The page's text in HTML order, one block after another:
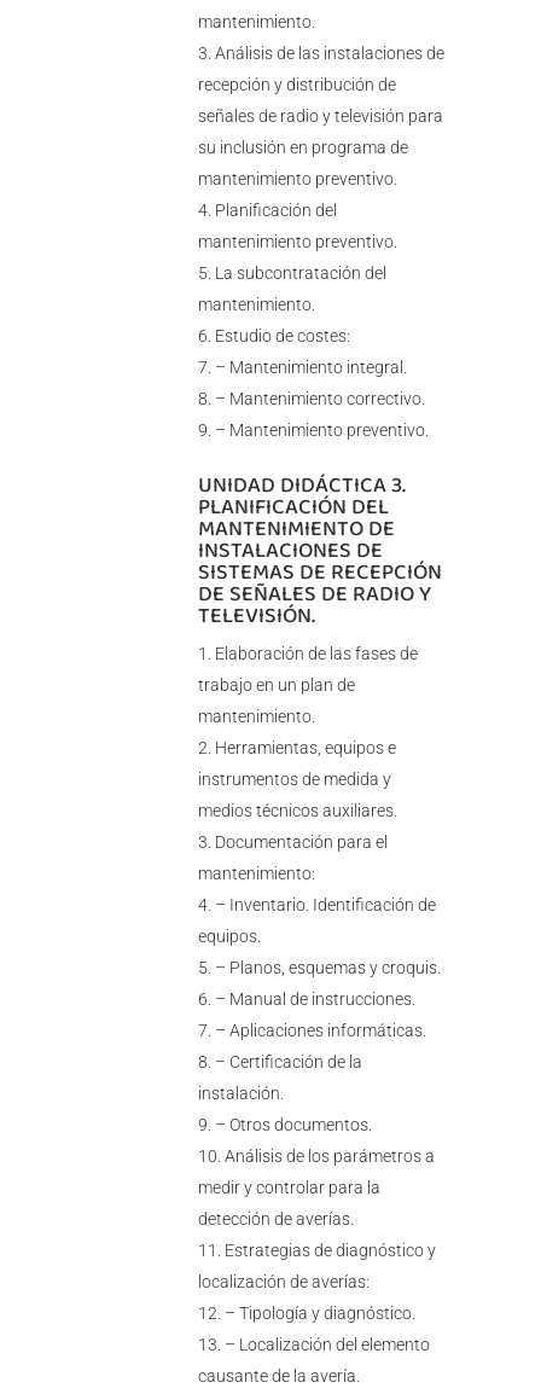
mantenimiento.
Análisis de las instalaciones de
recepción y distribución de
señales de radio y televisión para
su inclusión en programa de
mantenimiento preventivo.
Planificación del
mantenimiento preventivo.
La subcontratación del
mantenimiento.
Estudio de costes:
– Mantenimiento integral.
– Mantenimiento correctivo.
– Mantenimiento preventivo.
UNIDAD DIDÁCTICA 3.
PLANIFICACIÓN DEL
MANTENIMIENTO DE
INSTALACIONES DE
SISTEMAS DE RECEPCIÓN
DE SEÑALES DE RADIO Y
TELEVISIÓN.
Elaboración de las fases de
trabajo en un plan de
mantenimiento.
Herramientas, equipos e
instrumentos de medida y
medios técnicos auxiliares.
Documentación para el
mantenimiento:
– Inventario. Identificación de
equipos.
– Planos, esquemas y croquis.
– Manual de instrucciones.
– Aplicaciones informáticas.
– Certificación de la
instalación.
– Otros documentos.
Análisis de los parámetros a
medir y controlar para la
detección de averías.
Estrategias de diagnóstico y
localización de averías:
– Tipología y diagnóstico.
– Localización del elemento
causante de la avería.